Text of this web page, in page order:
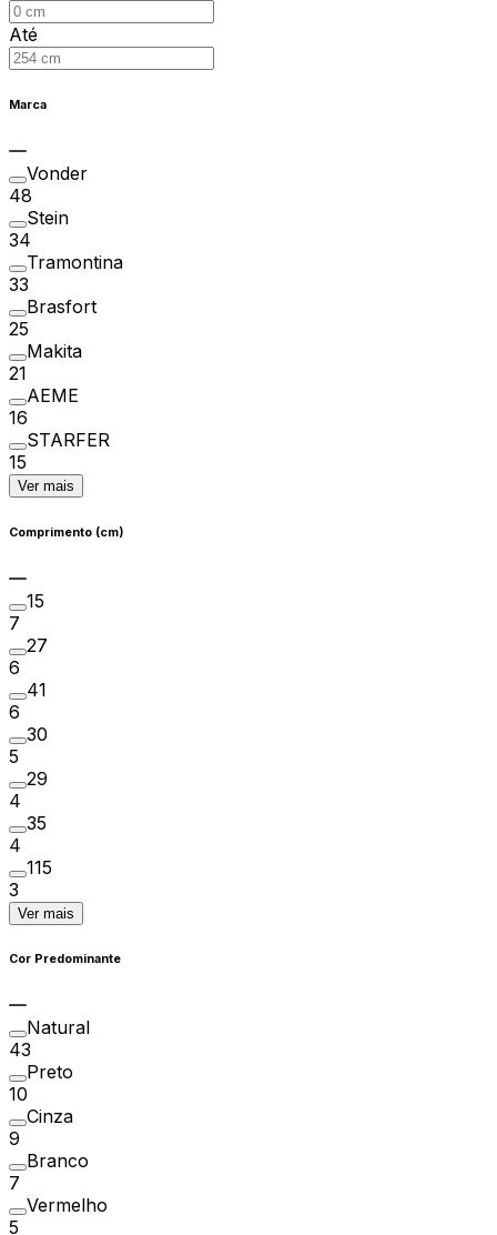
Até
Marca
Vonder
48
Stein
34
Tramontina
33
Brasfort
25
Makita
21
AEME
16
STARFER
15
Ver mais
Comprimento (cm)
15
7
27
6
41
6
30
5
29
4
35
4
115
3
Ver mais
Cor Predominante
Natural
43
Preto
10
Cinza
9
Branco
7
Vermelho
5